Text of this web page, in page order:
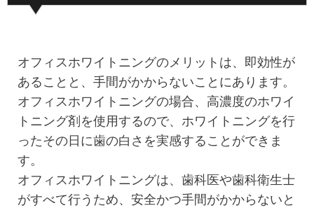
オフィスホワイトニングのメリットは、即効性が
あることと、手間がかからないことにあります。
オフィスホワイトニングの場合、高濃度のホワイ
トニング剤を使用するので、ホワイトニングを行
ったその日に歯の白さを実感することができま
す。
オフィスホワイトニングは、歯科医や歯科衛生士
がすべて行うため、安全かつ手間がかからないと